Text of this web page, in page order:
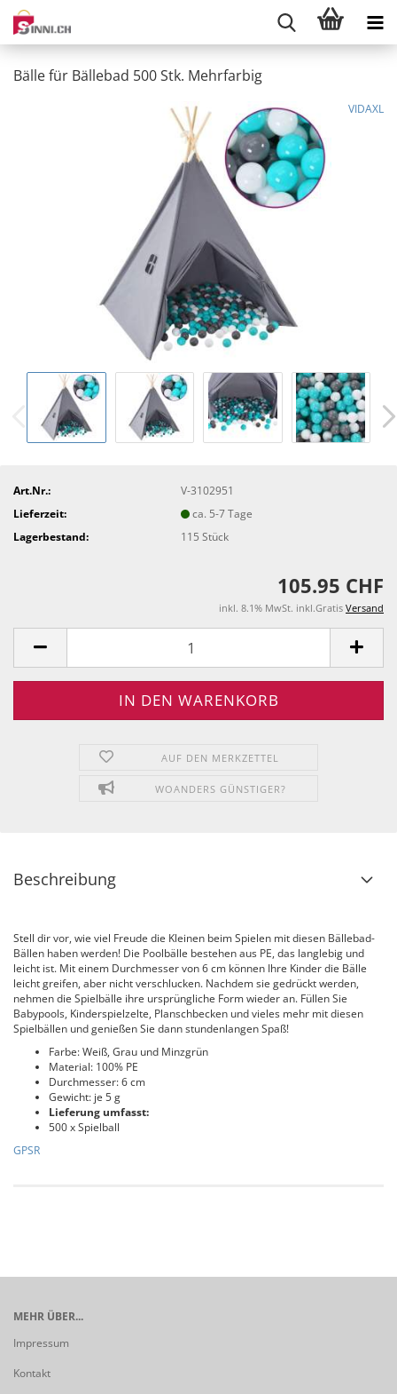
Bälle für Bällebad 500 Stk. Mehrfarbig
VIDAXL
Art.Nr.:
V-3102951
Lieferzeit:
ca. 5-7 Tage
Lagerbestand:
115Stück
105.95 CHF
inkl. 8.1% MwSt. inkl.Gratis Versand
AUF DEN MERKZETTEL
WOANDERS GÜNSTIGER?
Beschreibung
Stell dir vor, wie viel Freude die Kleinen beim Spielen mit diesen Bällebad-
Bällen haben werden! Die Poolbälle bestehen aus PE, das langlebig und
leicht ist. Mit einem Durchmesser von 6 cm können Ihre Kinder die Bälle
leicht greifen, aber nicht verschlucken. Nachdem sie gedrückt werden,
nehmen die Spielbälle ihre ursprüngliche Form wieder an. Füllen Sie
Babypools, Kinderspielzelte, Planschbecken und vieles mehr mit diesen
Spielbällen und genießen Sie dann stundenlangen Spaß!
Farbe: Weiß, Grau und Minzgrün
Material: 100% PE
Durchmesser: 6 cm
Gewicht: je 5 g
Lieferung umfasst:
500 x Spielball
GPSR
MEHR ÜBER...
Impressum
Kontakt